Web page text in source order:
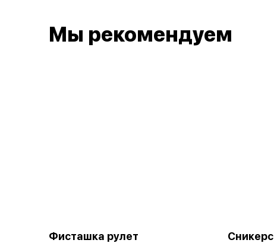
Мы рекомендуем
Фисташка рулет Сникерс